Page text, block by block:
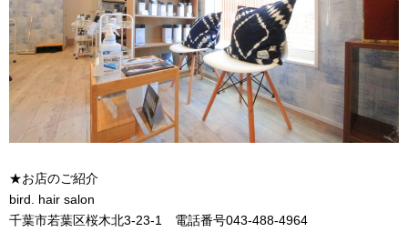
★お店のご紹介
bird. hair salon
千葉市若葉区桜木北3-23-1 電話番号043-488-4964